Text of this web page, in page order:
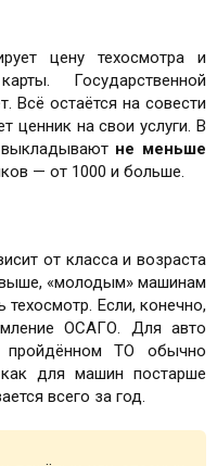
цену техосмотра и
Государственной
Всё остаётся на совести
ценник на свои услуги. В
выкладывают не меньше
— от 1000 и больше.
от класса и возраста
«молодым» машинам
техосмотр. Если, конечно,
ОСАГО. Для авто
ТО обычно
для машин постарше
всего за год.